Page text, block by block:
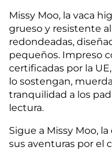
Missy Moo, la vaca
grueso y resistente
redondeadas,
pequeños. Impreso
certificadas por la
lo sostengan,
tranquilidad a los
lectura.
Sigue a Missy Moo,
sus aventuras por el